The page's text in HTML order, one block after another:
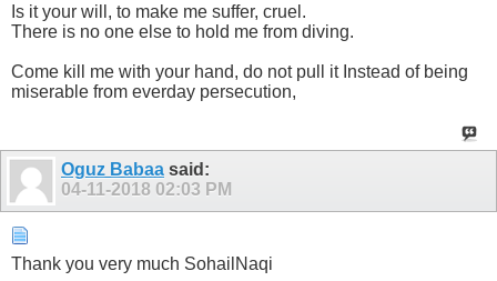
Is it your will, to make me suffer, cruel.
There is no one else to hold me from diving.
Come kill me with your hand, do not pull it Instead of being
miserable from everday persecution,
Oguz Babaa said:
04-11-2018 02:03 PM
Thank you very much SohailNaqi